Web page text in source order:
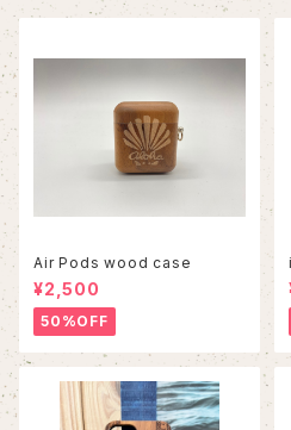
Air Pods wood case
¥2,500
50%OFF